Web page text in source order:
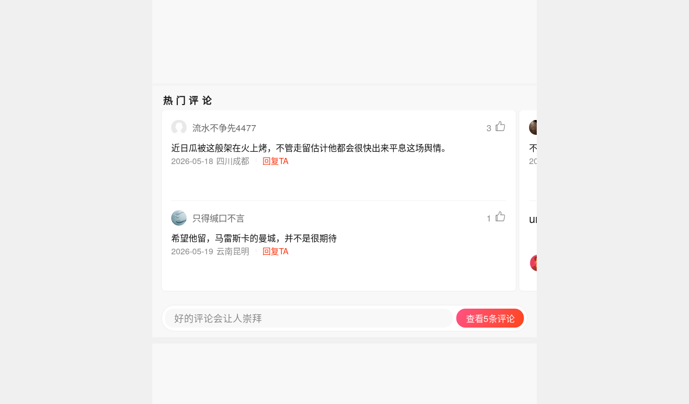
热门评论
流水不争先4477
3
近日瓜被这般架在火上烤，不管走留估计他都会很快出来平息这场舆情。
2026-05-18 四川成都 回复TA
只得缄口不言
1
希望他留，马雷斯卡的曼城，并不是很期待
2026-05-19 云南昆明 回复TA
不许走
2026-05-18
undefined
好的评论会让人崇拜 查看5条评论